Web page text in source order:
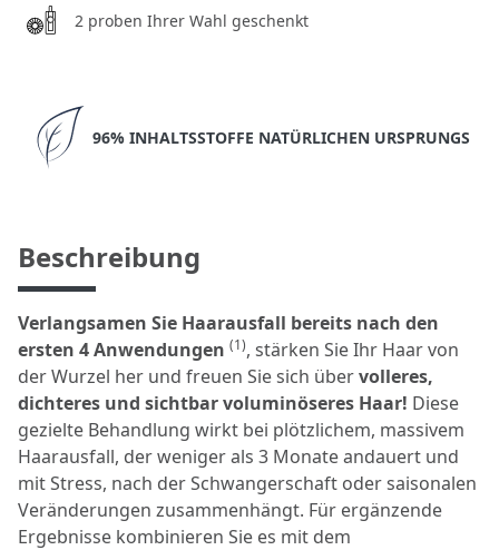
2 proben Ihrer Wahl geschenkt
96% INHALTSSTOFFE NATÜRLICHEN URSPRUNGS
Beschreibung
Verlangsamen Sie Haarausfall bereits nach den
ersten 4 Anwendungen (1), stärken Sie Ihr Haar von
der Wurzel her und freuen Sie sich übervolleres,
dichteres und sichtbar voluminöseres Haar! Diese
gezielte Behandlung wirkt bei plötzlichem, massivem
Haarausfall, der weniger als 3 Monate andauert und
mit Stress, nach der Schwangerschaft oder saisonalen
Veränderungen zusammenhängt. Für ergänzende
Ergebnisse kombinieren Sie es mit dem